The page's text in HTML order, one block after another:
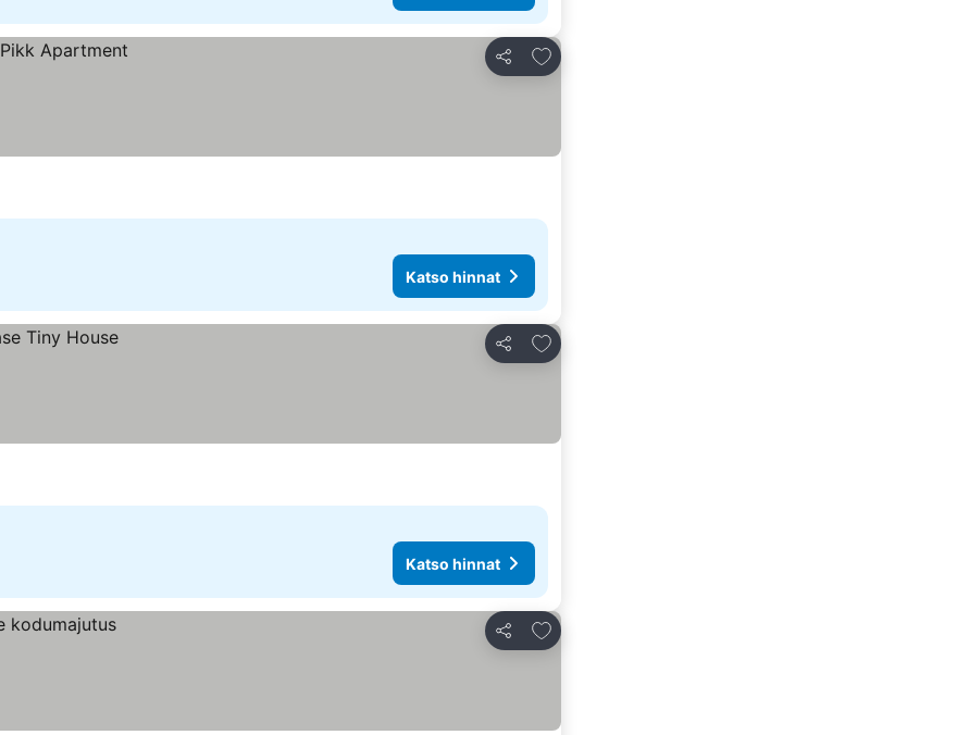
Jaa
Lisää suosikkeihin
Katso hinnat
Jaa
Lisää suosikkeihin
Katso hinnat
Jaa
Lisää suosikkeihin